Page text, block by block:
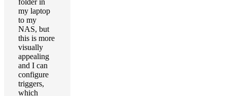
folder in
my laptop
to my
NAS, but
this is more
visually
appealing
and I can
configure
triggers,
which